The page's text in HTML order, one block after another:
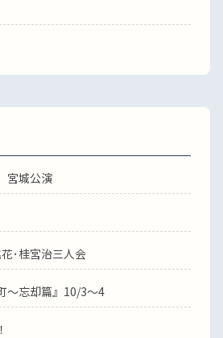
宮城公演
･桂宮治三人会
忘却篇』10/3～4